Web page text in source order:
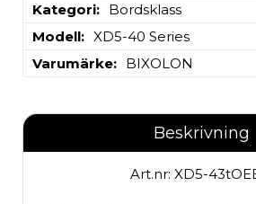
Kategori
Bordsklass
Modell
XD5-40 Series
Varumärke
BIXOLON
Beskrivning
Art.nr: XD5-